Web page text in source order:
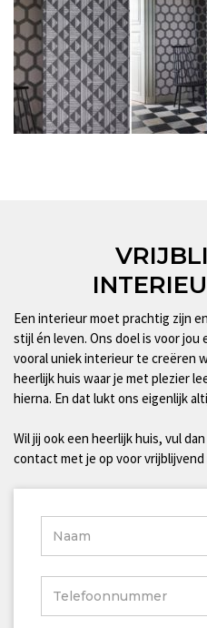
Een interieur moet prachtig zijn
stijl én leven. Ons doel is voor
vooral uniek interieur te creëren
heerlijk huis waar je met plezier
hierna. En dat lukt ons eigenlijk
Wil jij ook een heerlijk huis, vul
contact met je op voor